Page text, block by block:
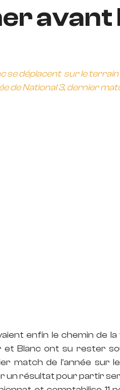
avant
se déplacent  sur le
de National 3, dernier
enfin le chemin de
et Blanc ont su rester
match de l'année sur
un résultat pour partir